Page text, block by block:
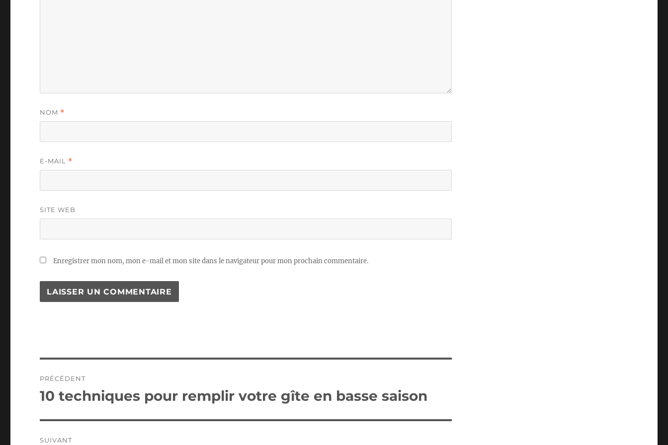
NOM *
E-MAIL *
SITE WEB
Enregistrer mon nom, mon e-mail et mon site dans le navigateur pour mon prochain commentaire.
de
PRÉCÉDENT
Publication
10 techniques pour remplir votre gîte en basse saison
SUIVANT